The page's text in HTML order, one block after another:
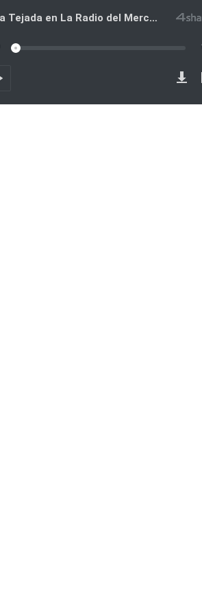
Rita Tejada en La Radio del Mercosur 240625